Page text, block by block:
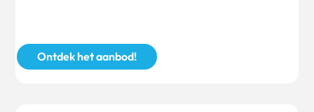
Ontdek het aanbod!